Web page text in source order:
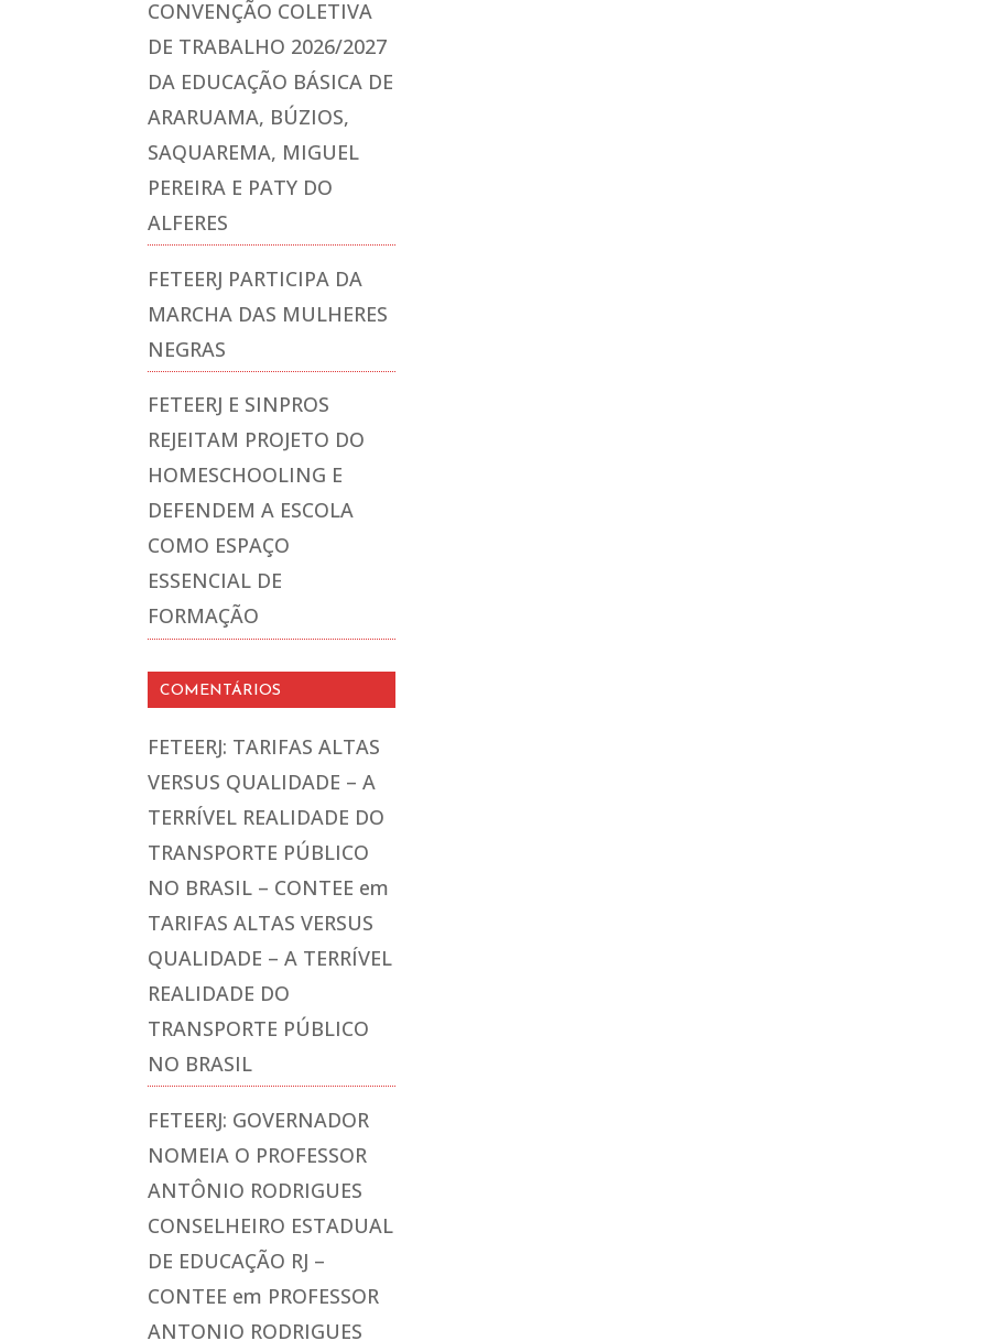
CONVENÇÃO COLETIVA
DE TRABALHO 2026/2027
DA EDUCAÇÃO BÁSICA DE
ARARUAMA, BÚZIOS,
SAQUAREMA, MIGUEL
PEREIRA E PATY DO
ALFERES
FETEERJ PARTICIPA DA
MARCHA DAS MULHERES
NEGRAS
FETEERJ E SINPROS
REJEITAM PROJETO DO
HOMESCHOOLING E
DEFENDEM A ESCOLA
COMO ESPAÇO
ESSENCIAL DE
FORMAÇÃO
COMENTÁRIOS
FETEERJ: TARIFAS ALTAS
VERSUS QUALIDADE – A
TERRÍVEL REALIDADE DO
TRANSPORTE PÚBLICO
NO BRASIL – CONTEE em
TARIFAS ALTAS VERSUS
QUALIDADE – A TERRÍVEL
REALIDADE DO
TRANSPORTE PÚBLICO
NO BRASIL
FETEERJ: GOVERNADOR
NOMEIA O PROFESSOR
ANTÔNIO RODRIGUES
CONSELHEIRO ESTADUAL
DE EDUCAÇÃO RJ –
CONTEE em PROFESSOR
ANTONIO RODRIGUES